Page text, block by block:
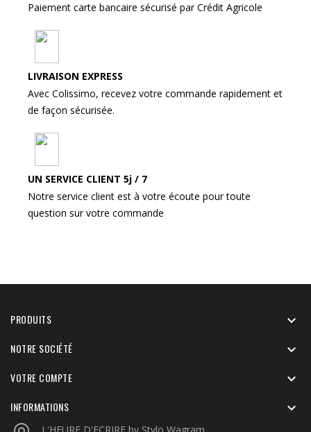
Paiement carte bancaire sécurisé par Crédit Agricole
LIVRAISON EXPRESS
Avec Colissimo, recevez votre commande rapidement et
de façon sécurisée.
UN SERVICE CLIENT 5j / 7
Notre service client est à votre écoute pour toute
question sur votre commande
PRODUITS 
NOTRE SOCIÉTÉ 
VOTRE COMPTE 
INFORMATIONS 